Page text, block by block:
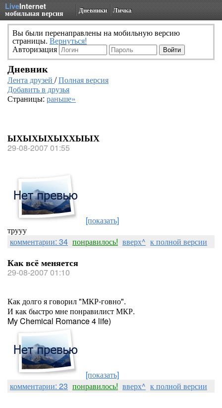
LiveInternet
мобильная версия Дневники Личка
Вы были перенаправлены на мобильную версию
страницы. Вернуться!
Авторизация
Дневник
Лента друзей /Полная версия
Добавить в друзья
Страницы: раньше»
ЫХЫХЫХЫХХЫЫХ
29-08-2007 01:55
[показать]
трууу
комментарии: 34 понравилось! вверх^ к полной версии
Как всё меняется
29-08-2007 01:10
Как долго я говорил "МКР-говно".
И как быстро мне понравилист МКР.
My Chemical Romance 4 life)
[показать]
комментарии: 23 понравилось! вверх^ к полной версии